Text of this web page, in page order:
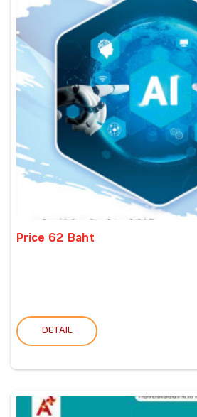
Price 62 Baht
DETAIL